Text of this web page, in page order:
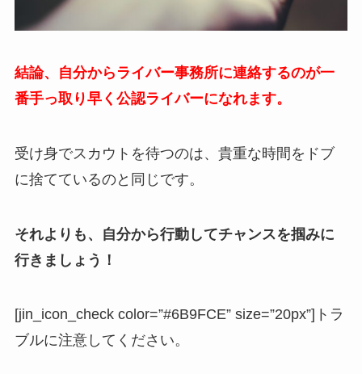
結論、自分からライバー事務所に連絡するのが一
番手っ取り早く公認ライバーになれます。
受け身でスカウトを待つのは、貴重な時間をドブ
に捨てているのと同じです。
それよりも、自分から行動してチャンスを掴みに
行きましょう！
[jin_icon_check color=”#6B9FCE” size=”20px”] トラ
ブルに注意してください。